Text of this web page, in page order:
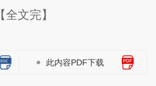
【全文完】
此内容PDF下载